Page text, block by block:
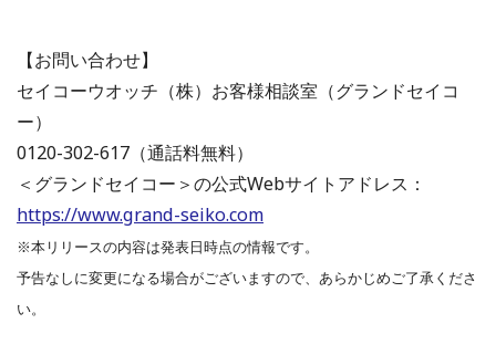
【お問い合わせ】
セイコーウオッチ（株）お客様相談室（グランドセイコ
ー）
0120-302-617（通話料無料）
＜グランドセイコー＞の公式Webサイトアドレス：
https://www.grand-seiko.com
※本リリースの内容は発表日時点の情報です。
予告なしに変更になる場合がございますので、あらかじめご了承くださ
い。